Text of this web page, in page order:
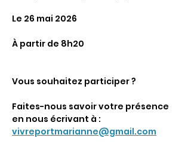
Le 26 mai 2026
À partir de 8h20
Vous souhaitez participer ?
Faites-nous savoir votre présence
en nous écrivant à :
vivreportmarianne@gmail.com